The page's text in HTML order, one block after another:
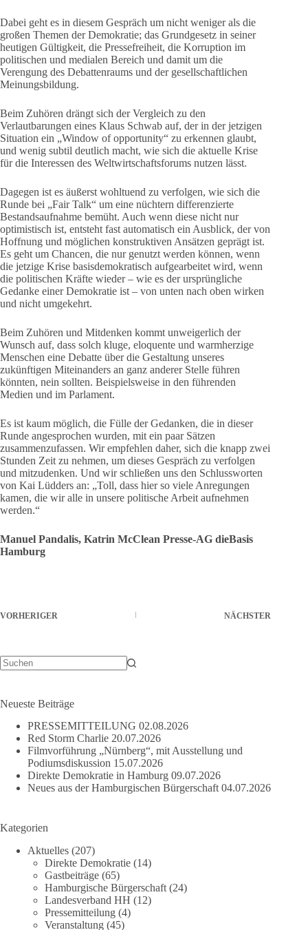
Dabei geht es in diesem Gespräch um nicht weniger als die
großen Themen der Demokratie; das Grundgesetz in seiner
heutigen Gültigkeit, die Pressefreiheit, die Korruption im
politischen und medialen Bereich und damit um die
Verengung des Debattenraums und der gesellschaftlichen
Meinungsbildung.
Beim Zuhören drängt sich der Vergleich zu den
Verlautbarungen eines Klaus Schwab auf, der in der jetzigen
Situation ein „Window of opportunity“ zu erkennen glaubt,
und wenig subtil deutlich macht, wie sich die aktuelle Krise
für die Interessen des Weltwirtschaftsforums nutzen lässt.
Dagegen ist es äußerst wohltuend zu verfolgen, wie sich die
Runde bei „Fair Talk“ um eine nüchtern differenzierte
Bestandsaufnahme bemüht. Auch wenn diese nicht nur
optimistisch ist, entsteht fast automatisch ein Ausblick, der von
Hoffnung und möglichen konstruktiven Ansätzen geprägt ist.
Es geht um Chancen, die nur genutzt werden können, wenn
die jetzige Krise basisdemokratisch aufgearbeitet wird, wenn
die politischen Kräfte wieder – wie es der ursprüngliche
Gedanke einer Demokratie ist – von unten nach oben wirken
und nicht umgekehrt.
Beim Zuhören und Mitdenken kommt unweigerlich der
Wunsch auf, dass solch kluge, eloquente und warmherzige
Menschen eine Debatte über die Gestaltung unseres
zukünftigen Miteinanders an ganz anderer Stelle führen
könnten, nein sollten. Beispielsweise in den führenden
Medien und im Parlament.
Es ist kaum möglich, die Fülle der Gedanken, die in dieser
Runde angesprochen wurden, mit ein paar Sätzen
zusammenzufassen. Wir empfehlen daher, sich die knapp zwei
Stunden Zeit zu nehmen, um dieses Gespräch zu verfolgen
und mitzudenken. Und wir schließen uns den Schlussworten
von Kai Lüdders an: „Toll, dass hier so viele Anregungen
kamen, die wir alle in unsere politische Arbeit aufnehmen
werden.“
Manuel Pandalis, Katrin McClean Presse-AG dieBasis
Hamburg
VORHERIGER NÄCHSTER
Neueste Beiträge
PRESSEMITTEILUNG 02.08.2026
Red Storm Charlie 20.07.2026
Filmvorführung „Nürnberg“, mit Ausstellung und
Podiumsdiskussion 15.07.2026
Direkte Demokratie in Hamburg 09.07.2026
Neues aus der Hamburgischen Bürgerschaft 04.07.2026
Kategorien
Aktuelles (207)
Direkte Demokratie (14)
Gastbeiträge (65)
Hamburgische Bürgerschaft (24)
Landesverband HH (12)
Pressemitteilung (4)
Veranstaltung (45)